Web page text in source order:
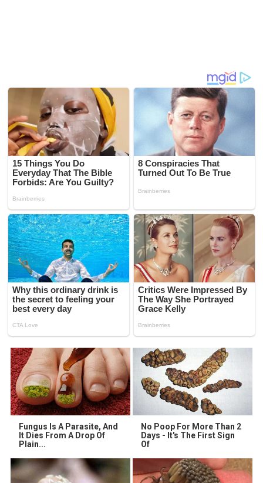
Fungus Is A Parasite, And
It Dies From A Drop Of
Plain...
No Poop For More Than 2
Days - It's The First Sign
Of